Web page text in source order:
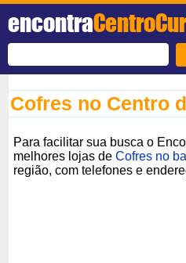
encontra
Cofres no Centro
Para facilitar sua busca o
melhores lojas deCofres no
região, com telefones e